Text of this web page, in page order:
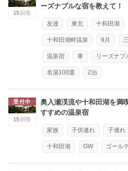
15 回答
ーズナブルな宿を教えて！
友達 東北 十和田湖
十和田湖畔温泉 9月
温泉宿 車 リーズナブ
名湯100選 2泊
受付中
15 回答
奥入瀬渓流や十和田湖を満
すすめの温泉宿
家族 子供連れ 子連れ
十和田湖 GW ゴール